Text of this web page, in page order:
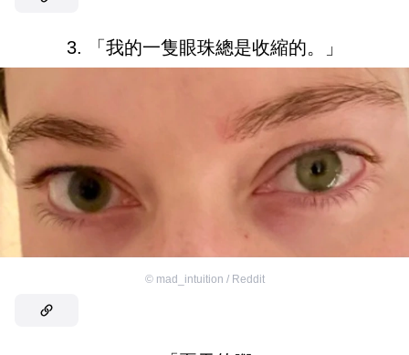
3. 「我的一隻眼珠總是收縮的。」
© mad_intuition / Reddit